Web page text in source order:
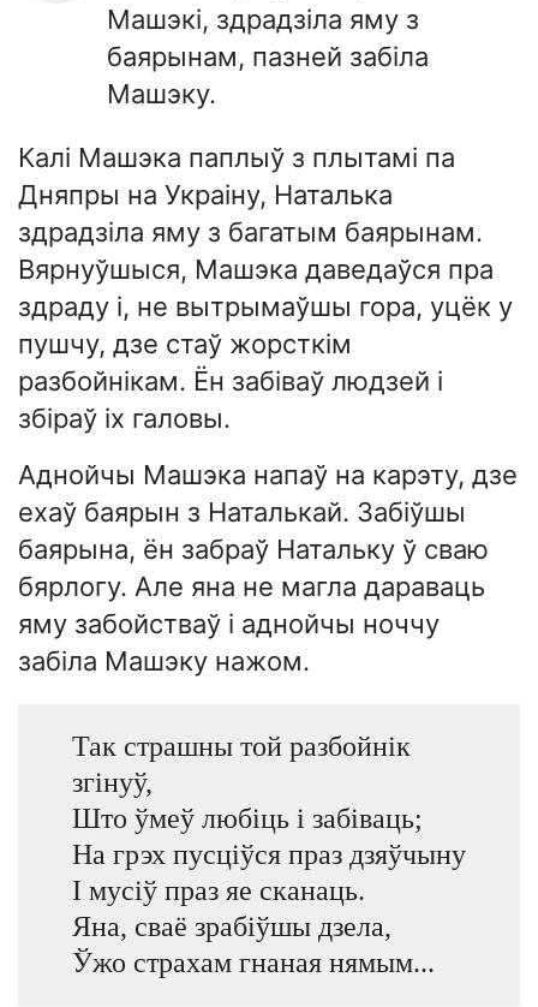
Машэкі, здрадзіла яму з
баярынам, пазней забіла
Машэку.
Калі Машэка паплыў з плытамі па
Дняпры на Украіну, Наталька
здрадзіла яму з багатым баярынам.
Вярнуўшыся, Машэка даведаўся пра
здраду і, не вытрымаўшы гора, уцёк у
пушчу, дзе стаў жорсткім
разбойнікам. Ён забіваў людзей і
збіраў іх галовы.
Аднойчы Машэка напаў на карэту, дзе
ехаў баярын з Наталькай. Забіўшы
баярына, ён забраў Натальку ў сваю
бярлогу. Але яна не магла дараваць
яму забойстваў і аднойчы ноччу
забіла Машэку нажом.
Так страшны той разбойнік
згінуў,
Што ўмеў любіць і забіваць;
На грэх пусціўся праз дзяўчыну
І мусіў праз яе сканаць.
Яна, сваё зрабіўшы дзела,
Ўжо страхам гнаная нямым...